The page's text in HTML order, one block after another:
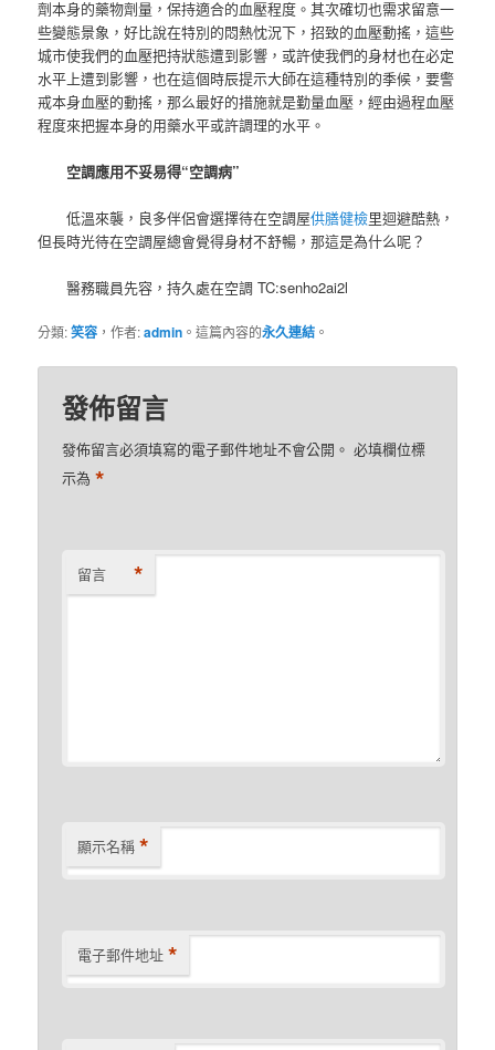
劑本身的藥物劑量，保持適合的血壓程度。其次確切也需求留意一
些變態景象，好比說在特別的悶熱忱況下，招致的血壓動搖，這些
城市使我們的血壓把持狀態遭到影響，或許使我們的身材也在必定
水平上遭到影響，也在這個時辰提示大師在這種特別的季候，要警
戒本身血壓的動搖，那么最好的措施就是勤量血壓，經由過程血壓
程度來把握本身的用藥水平或許調理的水平。
空調應用不妥易得“空調病”
低溫來襲，良多伴侶會選擇待在空調屋供膳健檢里迴避酷熱，
但長時光待在空調屋總會覺得身材不舒暢，那這是為什么呢？
醫務職員先容，持久處在空調 TC:senho2ai2l
分類:笑容 ，作者:admin 。這篇內容的永久連結 。
發佈留言
發佈留言必須填寫的電子郵件地址不會公開。 必填欄位標
示為*
留言 *
顯示名稱 *
電子郵件地址 *